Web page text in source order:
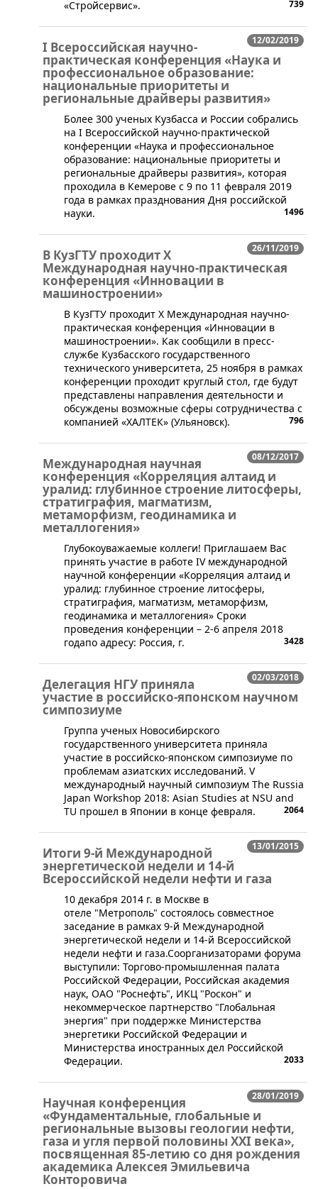
«Стройсервис». 739
12/02/2019
I Всероссийская научно-
практическая конференция «Наука и
профессиональное образование:
национальные приоритеты и
региональные драйверы развития»
​Более 300 ученых Кузбасса и России собрались
на I Всероссийской научно-практической
конференции «Наука и профессиональное
образование: национальные приоритеты и
региональные драйверы развития», которая
проходила в Кемерове с 9 по 11 февраля 2019
года в рамках празднования Дня российской
науки.
1496
26/11/2019
В КузГТУ проходит X
Международная научно-практическая
конференция «Инновации в
машиностроении»
​В КузГТУ проходит X Международная научно-
практическая конференция «Инновации в
машиностроении». Как сообщили в пресс-
службе Кузбасского государственного
технического университета, 25 ноября в рамках
конференции проходит круглый стол, где будут
представлены направления деятельности и
обсуждены возможные сферы сотрудничества с
компанией «ХАЛТЕК» (Ульяновск).
796
08/12/2017
Международная научная
конференция «Корреляция алтаид и
уралид: глубинное строение литосферы,
стратиграфия, магматизм,
метаморфизм, геодинамика и
металлогения»
​​​Глубокоуважаемые коллеги! Приглашаем Вас
принять участие в работе IV международной
научной конференции «Корреляция алтаид и
уралид: глубинное строение литосферы,
стратиграфия, магматизм, метаморфизм,
геодинамика и металлогения» Сроки
проведения конференции – 2-6 апреля 2018
годапо адресу: Россия, г.
3428
02/03/2018
Делегация НГУ приняла
участие в российско-японском научном
симпозиуме
​Группа ученых Новосибирского
государственного университета приняла
участие в российско-японском симпозиуме по
проблемам азиатских исследований. V
международный научный симпозиум The Russia
Japan Workshop 2018: Asian Studies at NSU and
TU прошел в Японии в конце февраля.
2064
13/01/2015
Итоги 9-й Международной
энергетической недели и 14-й
Всероссийской недели нефти и газа
10 декабря 2014 г. в Москве в
отеле "Метрополь" состоялось совместное
заседание в рамках 9-й Международной
энергетической недели и 14-й Всероссийской
недели нефти и газа.Соорганизаторами форума
выступили: Торгово-промышленная палата
Российской Федерации, Российская академия
наук, ОАО "Роснефть", ИКЦ "Роскон" и
некоммерческое партнерство "Глобальная
энергия" при поддержке Министерства
энергетики Российской Федерации и
Министерства иностранных дел Российской
Федерации.
2033
28/01/2019
Научная конференция
«Фундаментальные, глобальные и
региональные вызовы геологии нефти,
газа и угля первой половины XXI века»,
посвященная 85-летию со дня рождения
академика Алексея Эмильевича
Конторовича